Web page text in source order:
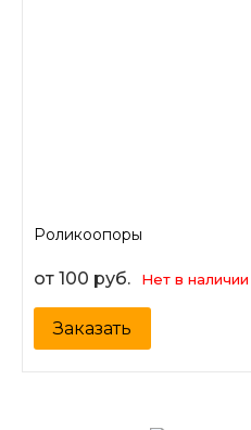
Роликоопоры
от 100 руб. Нет в наличии
Заказать